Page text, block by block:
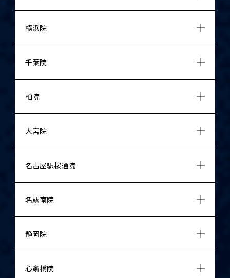
横浜院
千葉院
柏院
大宮院
名古屋駅桜通院
名駅南院
静岡院
心斎橋院